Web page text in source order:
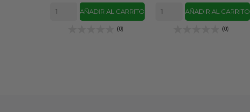
AÑADIR AL CARRITO
(0)
AÑADIR AL CARRITO
(0)